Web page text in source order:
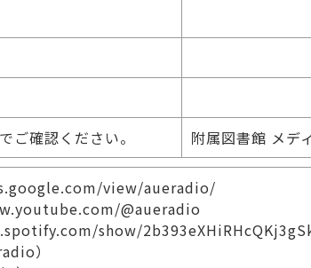
ご確認ください。 附属図書館 メデ
view/aueradio/
@aueradio
show/
）